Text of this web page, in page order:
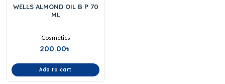
0
out
WELLS ALMOND OIL B P 70
ML
Cosmetics
200.00৳
Add to cart